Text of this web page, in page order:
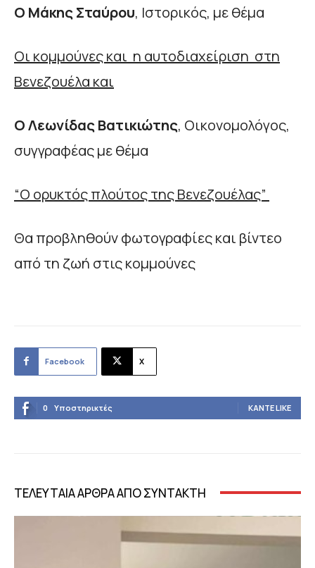
Ο Μάκης Σταύρου, Ιστορικός, με θέμα
Οι κομμούνες και η αυτοδιαχείριση στη
Βενεζουέλα και
Ο Λεωνίδας Βατικιώτης, Οικονομολόγος,
συγγραφέας με θέμα
“Ο ορυκτός πλούτος της Βενεζουέλας”
Θα προβληθούν φωτογραφίες και βίντεο
από τη ζωή στις κομμούνες
Facebook X
0 Υποστηρικτές ΚΆΝΤΕ LIKE
ΤΕΛΕΥΤΑΙΑ ΑΡΘΡΑ ΑΠΟ ΣΥΝΤΑΚΤΗ